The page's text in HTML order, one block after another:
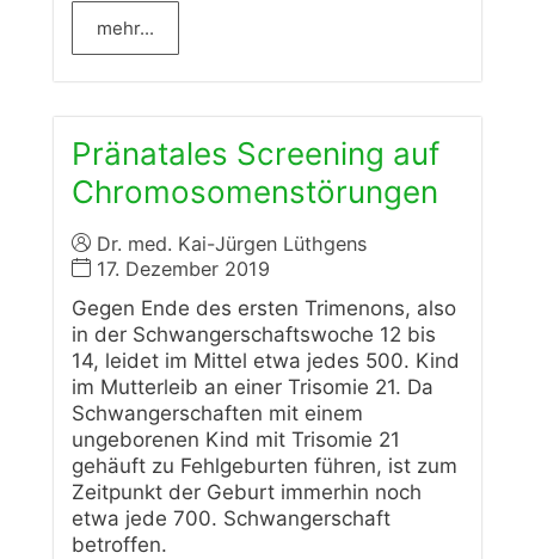
mehr...
Pränatales Screening auf
Chromosomenstörungen
Dr. med. Kai-Jürgen Lüthgens
17. Dezember 2019
Gegen Ende des ersten Trimenons, also
in der Schwangerschaftswoche 12 bis
14, leidet im Mittel etwa jedes 500. Kind
im Mutterleib an einer Trisomie 21. Da
Schwangerschaften mit einem
ungeborenen Kind mit Trisomie 21
gehäuft zu Fehlgeburten führen, ist zum
Zeitpunkt der Geburt immerhin noch
etwa jede 700. Schwangerschaft
betroffen.